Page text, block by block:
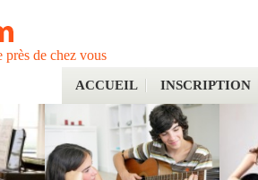
de chez vous
ACCUEIL INSCRIPTION